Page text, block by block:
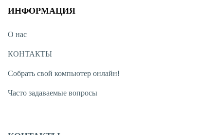
ИНФОРМАЦИЯ
О нас
КОНТАКТЫ
Собрать свой компьютер онлайн!
Часто задаваемые вопросы